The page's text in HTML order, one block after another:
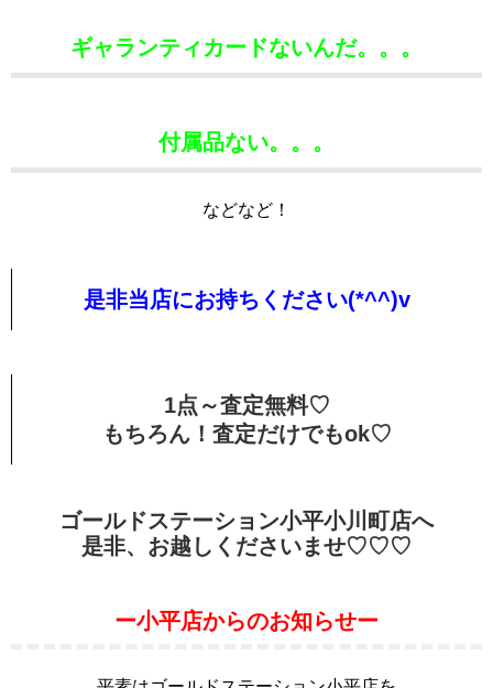
ギャランティカードないんだ。。。
付属品ない。。。
などなど！
是非当店にお持ちください(*^^)v
1点～査定無料♡
もちろん！査定だけでもok♡
ゴールドステーション小平小川町店へ
是非、お越しくださいませ♡♡♡
ー小平店からのお知らせー